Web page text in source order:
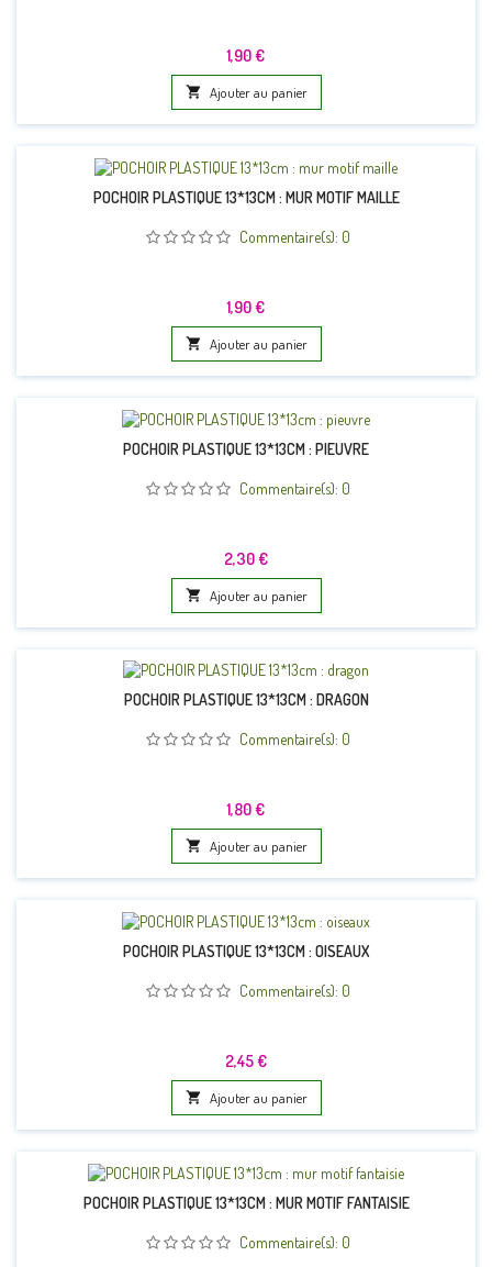
Prix
1,90 €
 Ajouter au panier
POCHOIR PLASTIQUE 13*13CM : MUR MOTIF MAILLE
Commentaire(s): 0
Prix
1,90 €
 Ajouter au panier
POCHOIR PLASTIQUE 13*13CM : PIEUVRE
Commentaire(s): 0
Prix
2,30 €
 Ajouter au panier
POCHOIR PLASTIQUE 13*13CM : DRAGON
Commentaire(s): 0
Prix
1,80 €
 Ajouter au panier
POCHOIR PLASTIQUE 13*13CM : OISEAUX
Commentaire(s): 0
Prix
2,45 €
 Ajouter au panier
POCHOIR PLASTIQUE 13*13CM : MUR MOTIF FANTAISIE
Commentaire(s): 0